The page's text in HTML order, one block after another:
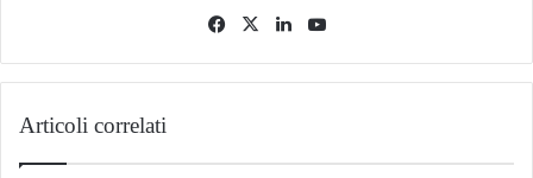
Facebook
X LinkedIn
Articoli correlati